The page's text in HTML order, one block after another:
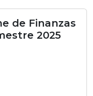
de Finanzas
2025